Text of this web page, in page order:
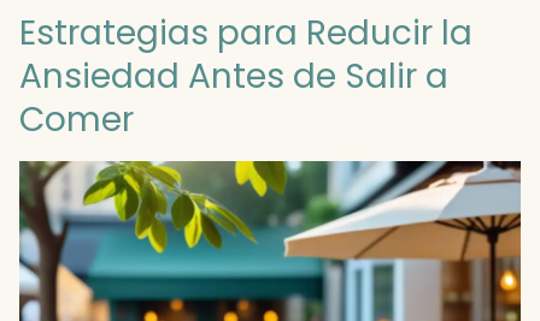
Estrategias para Reducir la
Ansiedad Antes de Salir a
Comer